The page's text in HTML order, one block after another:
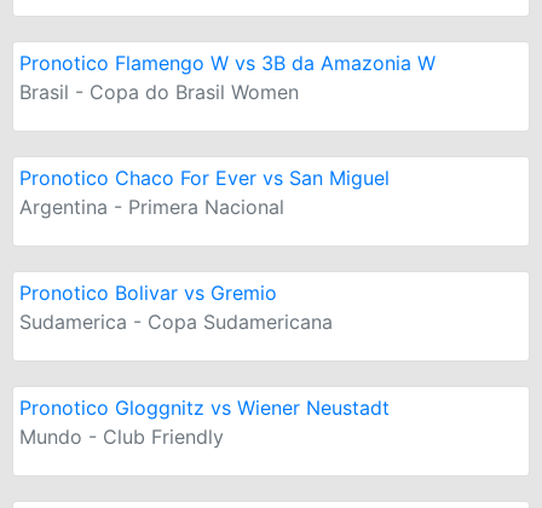
Pronotico Flamengo W vs 3B da Amazonia W
Brasil - Copa do Brasil Women
Pronotico Chaco For Ever vs San Miguel
Argentina - Primera Nacional
Pronotico Bolivar vs Gremio
Sudamerica - Copa Sudamericana
Pronotico Gloggnitz vs Wiener Neustadt
Mundo - Club Friendly